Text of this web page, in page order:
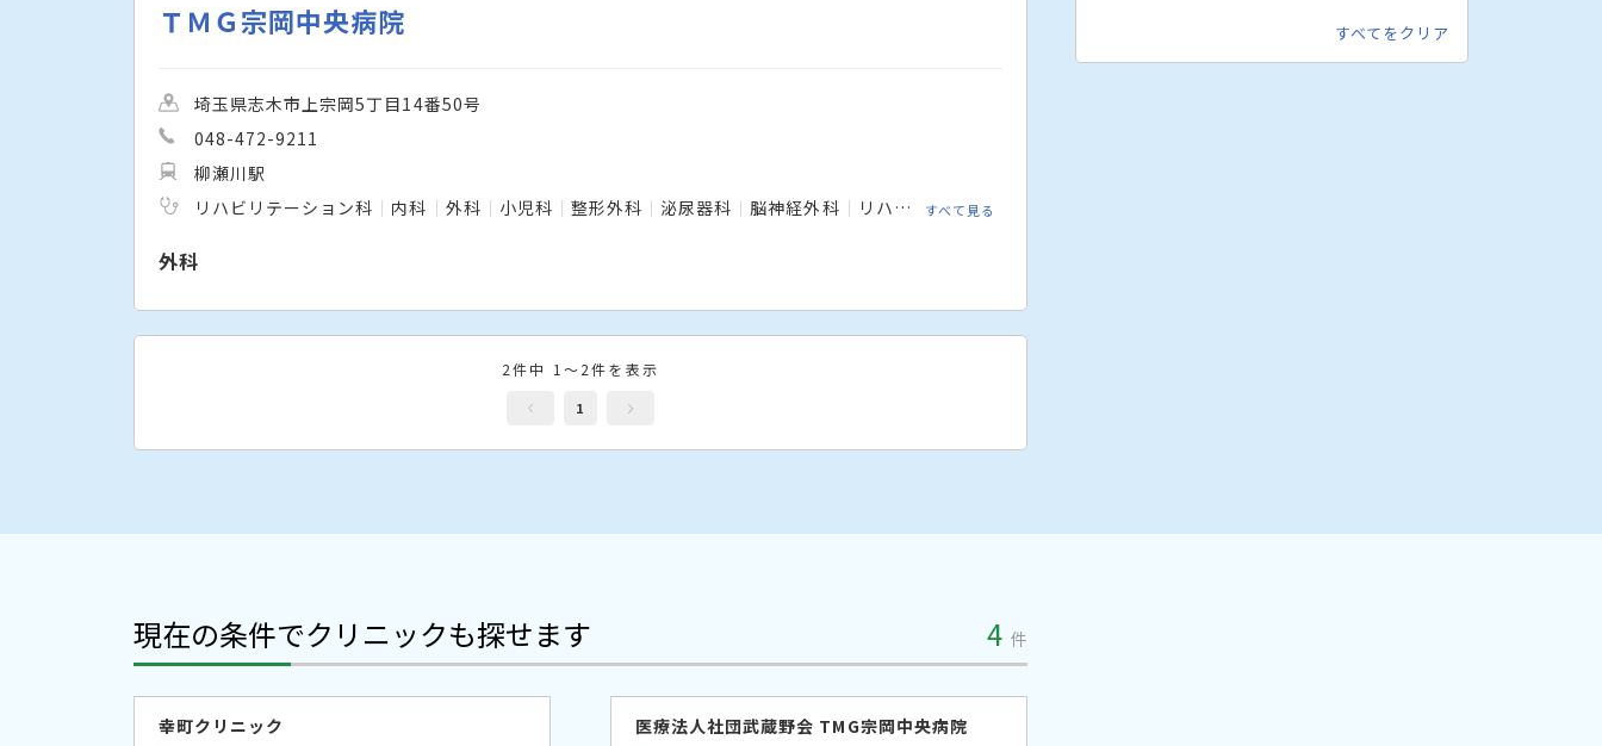
ＴＭＧ宗岡中央病院
埼玉県志木市上宗岡5丁目14番50号
048-472-9211
柳瀬川駅
リハビリテーション科
内科 外科 小児科 整形外科 泌尿器科 脳神経外科 リハビリテーション科 すべて見る
外科
2件中 1～2件を表示
1
すべてをクリア
現在の条件でクリニックも探せます 4 件
幸町クリニック 医療法人社団武蔵野会 TMG宗岡中央病院